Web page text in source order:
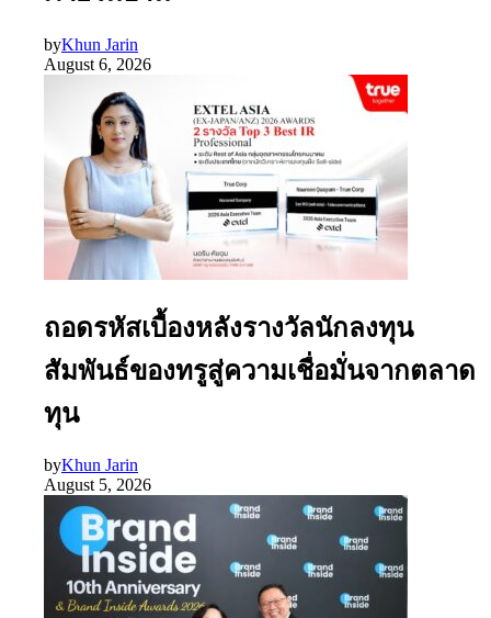
byKhun Jarin
August 6, 2026
ถอดรหัสเบื้องหลังรางวัลนักลงทุน
สัมพันธ์ของทรูสู่ความเชื่อมั่นจากตลาด
ทุน
byKhun Jarin
August 5, 2026